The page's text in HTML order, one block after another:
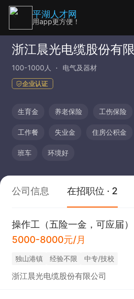
浙江晨光电缆股份有
100-1000人 电气及器材
企业认证
生育金 养老保险 工伤保险
工作餐 失业金 住房公积金
班车 环境好
公司信息 在招职位 · 2
操作工（五险一金，可应届）
5000-8000元/月
独山港镇 经验不限 中专/技校
浙江晨光电缆股份有限公司
平湖人才网
用app更方便！